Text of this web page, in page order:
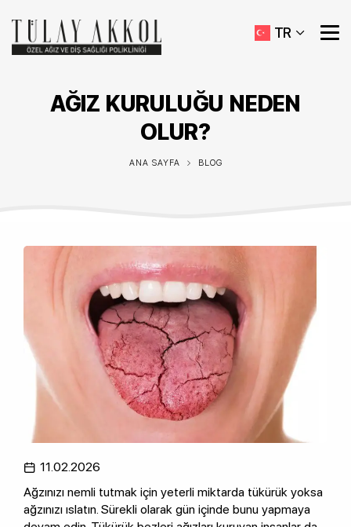
TR
AĞIZ KURULUĞU NEDEN
OLUR?
ANA SAYFA BLOG
11.02.2026
Ağzınızı nemli tutmak için yeterli miktarda tükürük yoksa
ağzınızı ıslatın. Sürekli olarak gün içinde bunu yapmaya